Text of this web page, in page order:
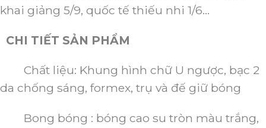
khai giảng 5/9, quốc tế thiếu nhi 1/6…
CHI TIẾT SẢN PHẨM
Chất liệu: Khung hình chữ U ngược, bạc 2
da chống sáng, formex, trụ và đế giữ bóng
Bong bóng : bóng cao su tròn màu trắng,